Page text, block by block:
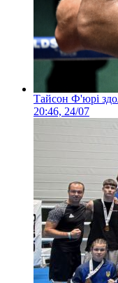
Тайсон Ф'юрі
20:46, 24/07